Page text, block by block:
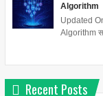
Algorithm
Updated
Algorithm
Recent Posts